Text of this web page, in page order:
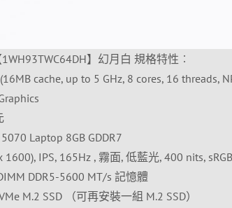
】幻月白 規格特性︰
cache, up to 5 GHz, 8 cores, 16 threads,
Laptop 8GB GDDR7
1600), IPS, 165Hz , 霧面, 低藍光, 400 nits,
DDR5-5600 MT/s 記憶體
M.2 SSD （可再安裝一組 M.2 SSD）